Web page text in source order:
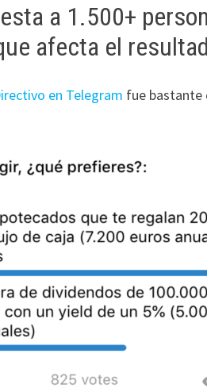
a 1.500+
afecta el
en Telegram fue bastante